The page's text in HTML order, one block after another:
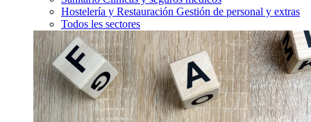
Hostelería y Restauración Gestión de personal y extras
Todos les sectores